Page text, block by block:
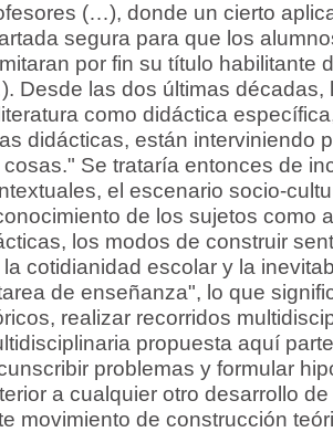
(…), donde un cierto
segura para que los
por fin su título habilitante
Desde las dos últimas décadas,
como didáctica
didácticas, están interviniendo
cosas." Se trataría entonces de
el escenario socio-
de los sujetos como
los modos de construir
la cotidianidad escolar y la
de enseñanza", lo que
realizar recorridos
propuesta aquí
problemas y formular
a cualquier otro desarrollo
movimiento de construcción